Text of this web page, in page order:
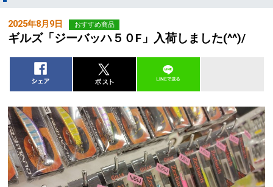
2025年8月9日 おすすめ商品
ギルズ「ジーバッハ５０F」入荷しました(^^)/